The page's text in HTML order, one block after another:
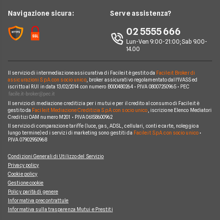
News
Chi siamo
Perché scegliere Facile.it
Mappa del sito
Prestiti Imprese
Prestiti Microcredito
Migliori Prestiti
Prestito per ristrutturazione
Prestiti per giovani
Intesa San Paolo
BNL
Fineco
Poste Italiane
Banche e finanziarie
Notizie Prestiti
Argomenti in evidenza Prestiti
Navigazione sicura: Serve assistenza?
02 5555 666
Lun-Ven 9:00-21:00; Sab 9.00-
14.00
Il servizio di intermediazione assicurativa di Facile.it è gestito da Facile.it Broker di
assicurazioni S.p.A. con socio unico, broker assicurativo regolamentato dall'IVASS ed
iscritto al RUI in data 13/02/2014 con numero B000480264 • P.IVA 08007250965 • PEC
Il servizio di mediazione creditizia per i mutui e per il credito al consumo di Facile.it è
gestito da Facile.it Mediazione Creditizia S.p.A. con socio unico , iscrizione Elenco Mediatori
Creditizi OAM numero M201 • P.IVA 06158600962
Il servizio di comparazione tariffe (luce, gas, ADSL, cellulari, conti e carte, noleggio a
lungo termine) ed i servizi di marketing sono gestiti da Facile.it S.p.A. con socio unico•
P.IVA 07902950968
Condizioni Generali di Utilizzo del Servizio
Privacy policy
Cookie policy
Gestione cookie
Policy parità di genere
Informativa precontrattule
Informativa sulla trasparenza Mutui e Prestiti